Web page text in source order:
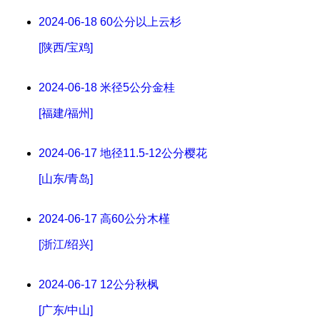
2024-06-18 60公分以上云杉
[陕西/宝鸡]
2024-06-18 米径5公分金桂
[福建/福州]
2024-06-17 地径11.5-12公分樱花
[山东/青岛]
2024-06-17 高60公分木槿
[浙江/绍兴]
2024-06-17 12公分秋枫
[广东/中山]